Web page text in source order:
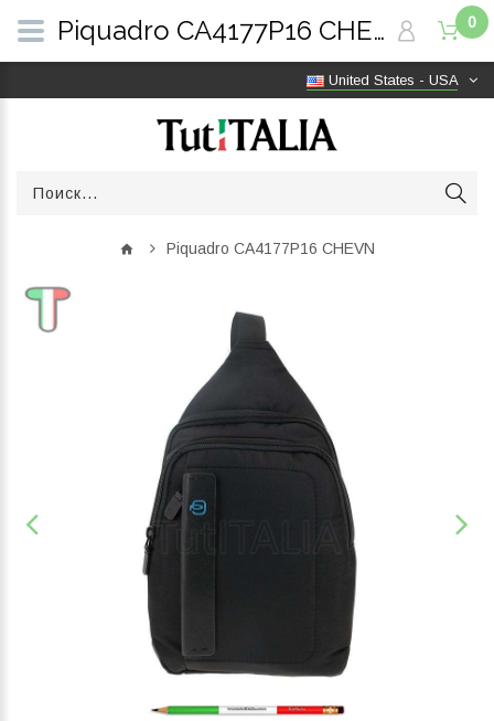
United States - USA
0
Piquadro CA4177P16 CHEVN
Piquadro CA4177P16 CHEVN | TutITALIA